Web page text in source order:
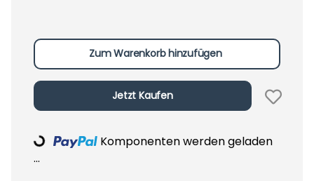
Zum Warenkorb hinzufügen
Jetzt Kaufen
Loading...
Komponenten werden geladen
...